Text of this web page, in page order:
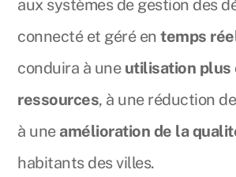
aux systèmes de gestion des
connecté et géré entemps
conduira à une utilisation plus
ressources, à une réduction
à une amélioration de la
habitants des villes.